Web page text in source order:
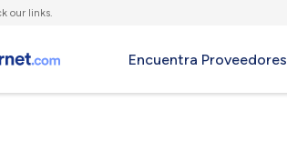
our links.
Encuentra Proveedores